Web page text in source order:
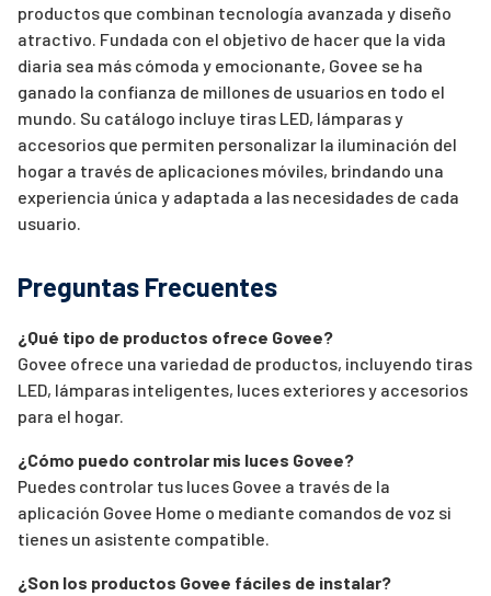
productos que combinan tecnología avanzada y diseño
atractivo. Fundada con el objetivo de hacer que la vida
diaria sea más cómoda y emocionante, Govee se ha
ganado la confianza de millones de usuarios en todo el
mundo. Su catálogo incluye tiras LED, lámparas y
accesorios que permiten personalizar la iluminación del
hogar a través de aplicaciones móviles, brindando una
experiencia única y adaptada a las necesidades de cada
usuario.
Preguntas Frecuentes
¿Qué tipo de productos ofrece Govee?
Govee ofrece una variedad de productos, incluyendo tiras
LED, lámparas inteligentes, luces exteriores y accesorios
para el hogar.
¿Cómo puedo controlar mis luces Govee?
Puedes controlar tus luces Govee a través de la
aplicación Govee Home o mediante comandos de voz si
tienes un asistente compatible.
¿Son los productos Govee fáciles de instalar?